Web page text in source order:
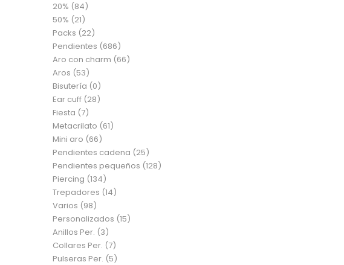
20% (84)
50% (21)
Packs (22)
Pendientes (686)
Aro con charm (66)
Aros (53)
Bisutería (0)
Ear cuff (28)
Fiesta (7)
Metacrilato (61)
Mini aro (66)
Pendientes cadena (25)
Pendientes pequeños (128)
Piercing (134)
Trepadores (14)
Varios (98)
Personalizados (15)
Anillos Per. (3)
Collares Per. (7)
Pulseras Per. (5)